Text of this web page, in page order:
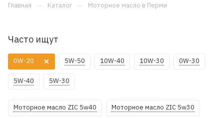
Главная — Каталог — Моторное масло в Перми
Часто ищут
5W-50 10W-40 10W-30 0W-30
0W-20
5W-40 5W-30
Моторное масло ZIC 5w40 Моторное масло ZIC 5w30